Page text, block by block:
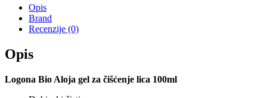
Opis
Brand
Recenzije (0)
Opis
Logona Bio Aloja gel za čišćenje lica 100ml